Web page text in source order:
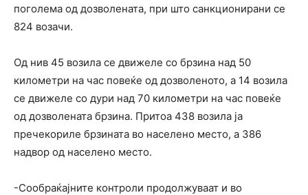
поголема од дозволената, при што санкционирани се
824 возачи.
Од нив 45 возила се движеле со брзина над 50
километри на час повеќе од дозволеното, а 14 возила
се движеле со дури над 70 километри на час повеќе
од дозволената брзина. Притоа 438 возила ја
пречекорилe брзината во населено место, а 386
надвор од населено место.
-Сообраќајните контроли продолжуваат и во